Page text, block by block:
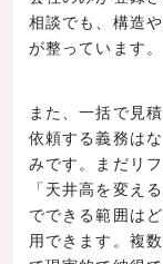
相談でも、構造
が整っています。
また、一括で見
依頼する義務は
みです。まだリ
「天井高を変え
でできる範囲は
用できます。複